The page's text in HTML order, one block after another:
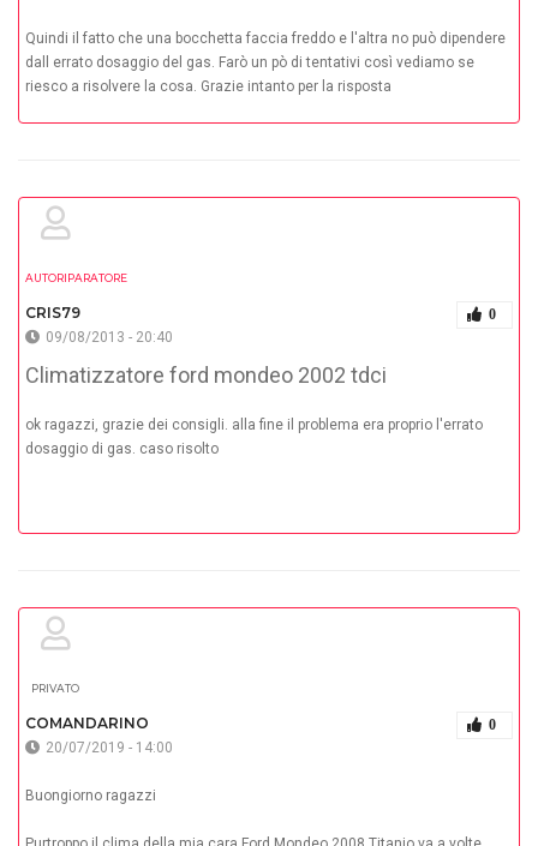
Quindi il fatto che una bocchetta faccia freddo e l'altra no può dipendere
dall errato dosaggio del gas. Farò un pò di tentativi così vediamo se
riesco a risolvere la cosa. Grazie intanto per la risposta
AUTORIPARATORE
CRIS79 0
09/08/2013 - 20:40
Climatizzatore ford mondeo 2002 tdci
ok ragazzi, grazie dei consigli. alla fine il problema era proprio l'errato
dosaggio di gas. caso risolto
PRIVATO
COMANDARINO 0
20/07/2019 - 14:00
Buongiorno ragazzi